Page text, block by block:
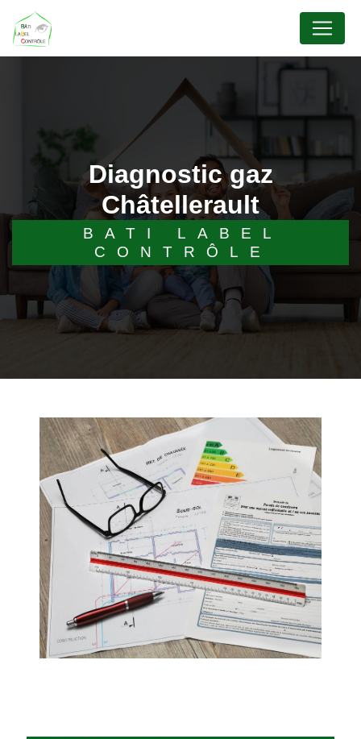
diagnostic gaz
Châtellerault
BATI LABEL
CONTRÔLE
Panneau de gestion des cookies